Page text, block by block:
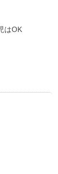
はOK